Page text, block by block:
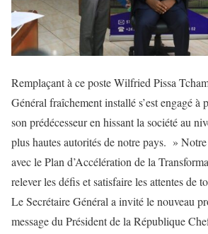
Remplaçant à ce poste Wilfried Pissa
Général fraîchement installé s’est engagé
son prédécesseur en hissant la société au
plus hautes autorités de notre pays. »
avec le Plan d’Accélération de la
relever les défis et satisfaire les attentes de
Le Secrétaire Général a invité le nouveau
message du Président de la République